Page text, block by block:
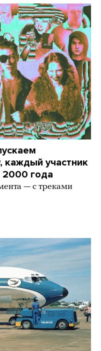
каждый участник
2000 года
— с треками